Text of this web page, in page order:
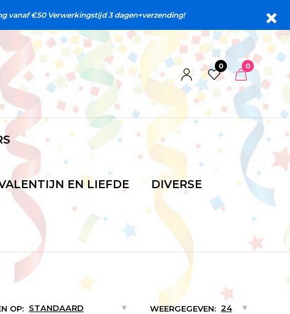
vanaf €50 Verwerkingstijd 3 dagen+verzending!
0 0
EN LIEFDE DIVERSE
OP: WEERGEGEVEN: